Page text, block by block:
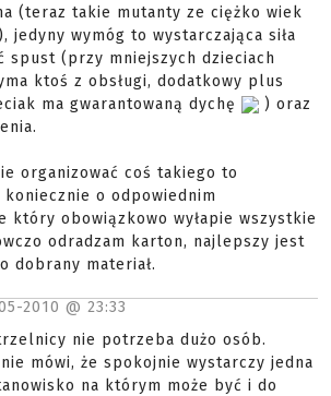
(teraz takie mutanty ze ciężko wiek
), jedyny wymóg to wystarczająca siła
spust (przy mniejszych dzieciach
ktoś z obsługi, dodatkowy plus
ma gwarantowaną dychę
) oraz
organizować coś takiego to
koniecznie o odpowiednim
który obowiązkowo wyłapie wszystkie
odradzam karton, najlepszy jest
dobrany materiał.
2010 @ 23:33
nie potrzeba dużo osób.
mówi, że spokojnie wystarczy jedna
na którym może być i do